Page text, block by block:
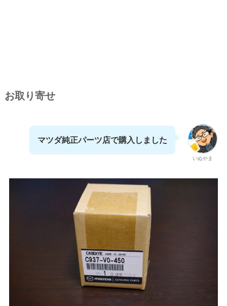
お取り寄せ
いぬやま
マツダ純正パーツ店で購入しました